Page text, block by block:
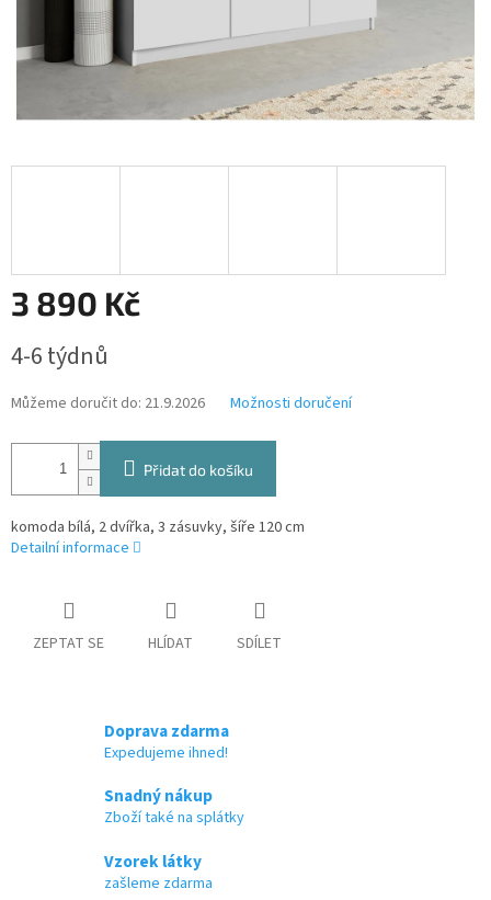
3 890 Kč
cena:
4-6 týdnů
Můžeme doručit do: 21.9.2026 Možnosti doručení
Přidat do košíku
komoda bílá, 2 dvířka, 3 zásuvky, šíře 120 cm
Detailní informace
ZEPTAT SE HLÍDAT SDÍLET
Doprava zdarma
Expedujeme ihned!
Snadný nákup
Zboží také na splátky
Vzorek látky
zašleme zdarma